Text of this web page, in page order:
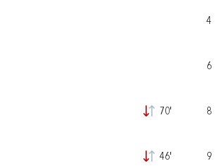
70'
46'
4
6
8
9